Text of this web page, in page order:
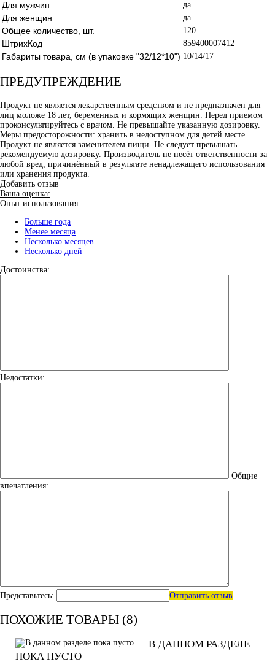
Для мужчин да
Для женщин да
Общее количество, шт. 120
ШтрихКод 859400007412
Габариты товара, см (в упаковке "32/12*10") 10/14/17
ПРЕДУПРЕЖДЕНИЕ
Продукт не является лекарственным средством и не предназначен для
лиц моложе 18 лет, беременных и кормящих женщин. Перед приемом
проконсультируйтесь с врачом. Не превышайте указанную дозировку.
Меры предосторожности: хранить в недоступном для детей месте.
Продукт не является заменителем пищи. Не следует превышать
рекомендуемую дозировку. Производитель не несёт ответственности за
любой вред, причинённый в результате ненадлежащего использования
или хранения продукта.
Добавить отзыв
Ваша оценка:
Опыт использования:
Больше года
Менее месяца
Несколько месяцев
Несколько дней
Достоинства:
Недостатки:
Общие
впечатления:
Представьтесь: Отправить отзыв
ПОХОЖИЕ ТОВАРЫ (8)
В ДАННОМ РАЗДЕЛЕ
ПОКА ПУСТО